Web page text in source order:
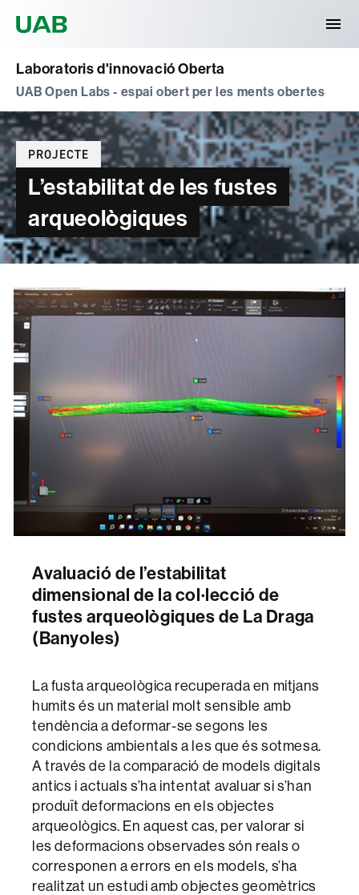
Laboratoris d'innovació Oberta
UAB Open Labs - espai obert per les ments obertes
Categories
PROJECTE
L’estabilitat de les fustes
arqueològiques
Avaluació de l’estabilitat
dimensional de la col·lecció de
fustes arqueològiques de La Draga
(Banyoles)
La fusta arqueològica recuperada en mitjans
humits és un material molt sensible amb
tendència a deformar-se segons les
condicions ambientals a les que és sotmesa.
A través de la comparació de models digitals
antics i actuals s’ha intentat avaluar si s’han
produït deformacions en els objectes
arqueològics. En aquest cas, per valorar si
les deformacions observades són reals o
corresponen a errors en els models, s’ha
realitzat un estudi amb objectes geomètrics